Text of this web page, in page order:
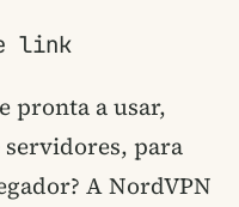
link
pronta a usar,
para
A NordVPN